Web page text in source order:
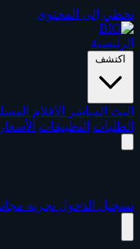
تخطي إلى المحتوى
الرئيسية
اكتشف
البث المباشر الأفلام
الطلبات التطبيقات الأسعار
تسجيل الدخول تجربة